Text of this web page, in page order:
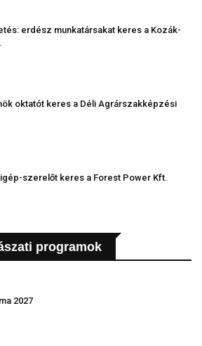
erdész munkatársakat keres a Kozák-
oktatót keres a Déli Agrárszakképzési
szerelőt keres a Forest Power Kft.
programok
2027